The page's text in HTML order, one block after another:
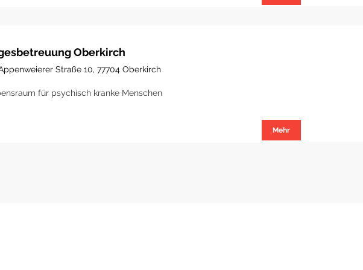
Oberkirch
Straße 10, 77704 Oberkirch
für psychisch kranke Menschen
Mehr